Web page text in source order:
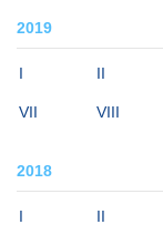
2019
I II
VII VIII
2018
I II